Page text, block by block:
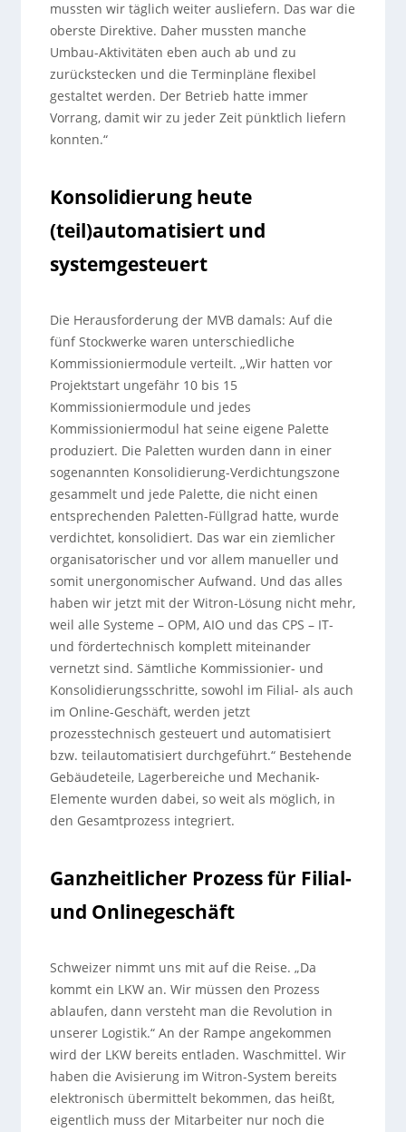
mussten wir täglich weiter ausliefern. Das war die
oberste Direktive. Daher mussten manche
Umbau-Aktivitäten eben auch ab und zu
zurückstecken und die Terminpläne flexibel
gestaltet werden. Der Betrieb hatte immer
Vorrang, damit wir zu jeder Zeit pünktlich liefern
konnten.“
Konsolidierung heute
(teil)automatisiert und
systemgesteuert
Die Herausforderung der MVB damals: Auf die
fünf Stockwerke waren unterschiedliche
Kommissioniermodule verteilt. „Wir hatten vor
Projektstart ungefähr 10 bis 15
Kommissioniermodule und jedes
Kommissioniermodul hat seine eigene Palette
produziert. Die Paletten wurden dann in einer
sogenannten Konsolidierung-Verdichtungszone
gesammelt und jede Palette, die nicht einen
entsprechenden Paletten-Füllgrad hatte, wurde
verdichtet, konsolidiert. Das war ein ziemlicher
organisatorischer und vor allem manueller und
somit unergonomischer Aufwand. Und das alles
haben wir jetzt mit der Witron-Lösung nicht mehr,
weil alle Systeme – OPM, AIO und das CPS – IT-
und fördertechnisch komplett miteinander
vernetzt sind. Sämtliche Kommissionier- und
Konsolidierungsschritte, sowohl im Filial- als auch
im Online-Geschäft, werden jetzt
prozesstechnisch gesteuert und automatisiert
bzw. teilautomatisiert durchgeführt.“ Bestehende
Gebäudeteile, Lagerbereiche und Mechanik-
Elemente wurden dabei, so weit als möglich, in
den Gesamtprozess integriert.
Ganzheitlicher Prozess für Filial-
und Onlinegeschäft
Schweizer nimmt uns mit auf die Reise. „Da
kommt ein LKW an. Wir müssen den Prozess
ablaufen, dann versteht man die Revolution in
unserer Logistik.“ An der Rampe angekommen
wird der LKW bereits entladen. Waschmittel. Wir
haben die Avisierung im Witron-System bereits
elektronisch übermittelt bekommen, das heißt,
eigentlich muss der Mitarbeiter nur noch die